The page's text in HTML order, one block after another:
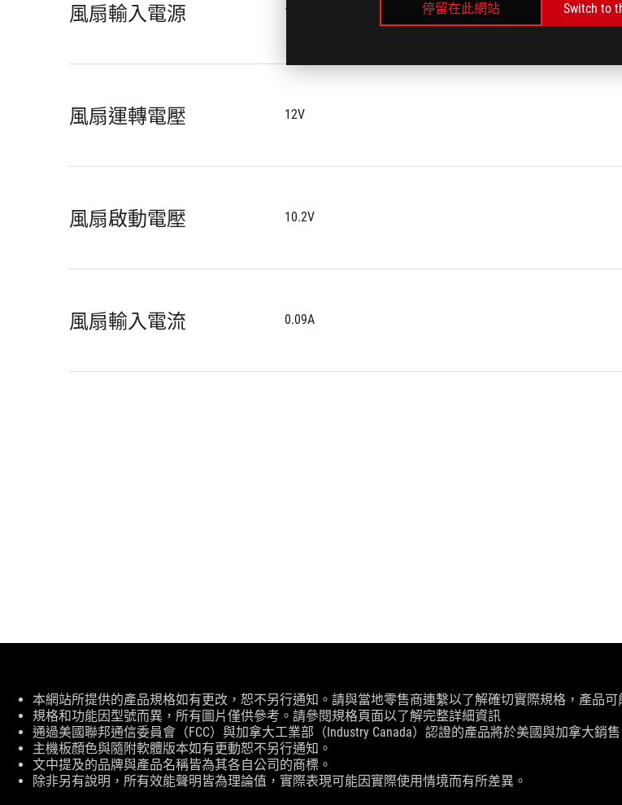
停留在此網站
Switch to
風扇輸入電源 1.08W
風扇運轉電壓 12V
風扇啟動電壓 10.2V
風扇輸入電流 0.09A
免
責
聲
本網站所提供的產品規格如有更改，恕不另行通知。請與當地零售商連繫以了解確切實際規格，產品可
規格和功能因型號而異，所有圖片僅供參考。請參閱規格頁面以了解完整詳細資訊
通過美國聯邦通信委員會（FCC）與加拿大工業部（Industry Canada）認證的產品將於美國與加拿大銷
主機板顏色與隨附軟體版本如有更動恕不另行通知。
文中提及的品牌與產品名稱皆為其各自公司的商標。
除非另有說明，所有效能聲明皆為理論值，實際表現可能因實際使用情境而有所差異。